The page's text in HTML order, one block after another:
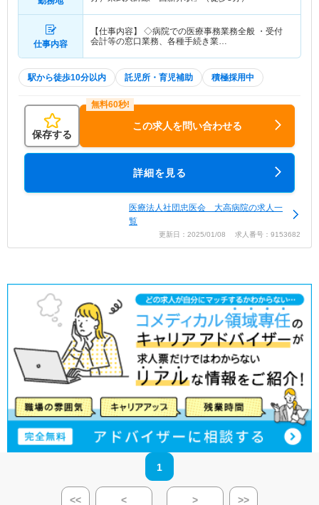
仕事内容
【仕事内容】 ◇病院での医療事務業務全般 ・受付
会計等の窓口業務、各種手続き業…
駅から徒歩10分以内 託児所・育児補助 積極採用中
保存する
この求人を問い合わせる
詳細を見る
医療法人社団忠医会 大高病院の求人一
覧
更新日：2025/01/08 求人番号：9153682
1
<< < > >>